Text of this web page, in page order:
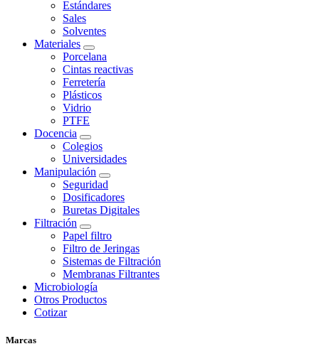
Estándares
Sales
Solventes
Materiales
Porcelana
Cintas reactivas
Ferretería
Plásticos
Vidrio
PTFE
Docencia
Colegios
Universidades
Manipulación
Seguridad
Dosificadores
Buretas Digitales
Filtración
Papel filtro
Filtro de Jeringas
Sistemas de Filtración
Membranas Filtrantes
Microbiología
Otros Productos
Cotizar
Marcas